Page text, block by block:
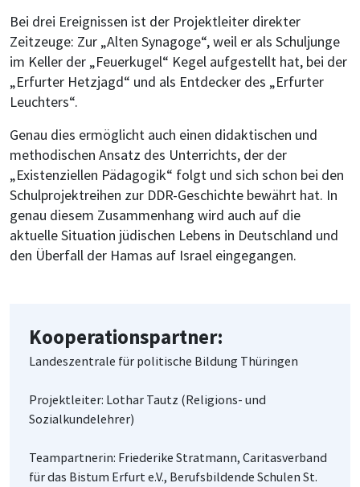
Bei drei Ereignissen ist der Projektleiter direkter
Zeitzeuge: Zur „Alten Synagoge“, weil er als Schuljunge
im Keller der „Feuerkugel“ Kegel aufgestellt hat, bei der
„Erfurter Hetzjagd“ und als Entdecker des „Erfurter
Leuchters“.
Genau dies ermöglicht auch einen didaktischen und
methodischen Ansatz des Unterrichts, der der
„Existenziellen Pädagogik“ folgt und sich schon bei den
Schulprojektreihen zur DDR-Geschichte bewährt hat. In
genau diesem Zusammenhang wird auch auf die
aktuelle Situation jüdischen Lebens in Deutschland und
den Überfall der Hamas auf Israel eingegangen.
Kooperationspartner:
Landeszentrale für politische Bildung Thüringen
Projektleiter: Lothar Tautz (Religions- und
Sozialkundelehrer)
Teampartnerin: Friederike Stratmann, Caritasverband
für das Bistum Erfurt e.V., Berufsbildende Schulen St.